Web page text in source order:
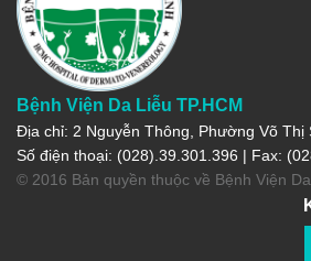
Bệnh Viện Da Liễu TP.HCM
Địa chỉ: 2 Nguyễn Thông, Phường Võ Thị
Số điện thoại: (028).39.301.396 | Fax:
© 2016 Bản quyền thuộc về Bệnh Viện